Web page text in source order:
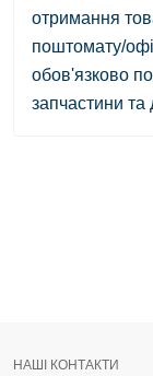
отримання
поштомату/
обов'язково
запчастини та
НАШІ КОНТАКТИ